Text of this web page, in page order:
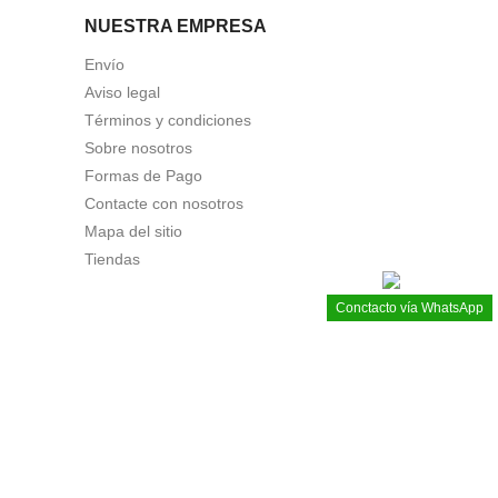
NUESTRA EMPRESA
Envío
Aviso legal
Términos y condiciones
Sobre nosotros
Formas de Pago
Contacte con nosotros
Mapa del sitio
Tiendas
Conctacto vía WhatsApp